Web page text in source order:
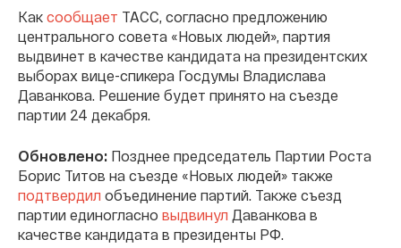
Как сообщает ТАСС, согласно предложению
центрального совета «Новых людей», партия
выдвинет в качестве кандидата на президентских
выборах вице-спикера Госдумы Владислава
Даванкова. Решение будет принято на съезде
партии 24 декабря.
Обновлено: Позднее председатель Партии Роста
Борис Титов на съезде «Новых людей» также
подтвердил объединение партий. Также съезд
партии единогласно выдвинул Даванкова в
качестве кандидата в президенты РФ.